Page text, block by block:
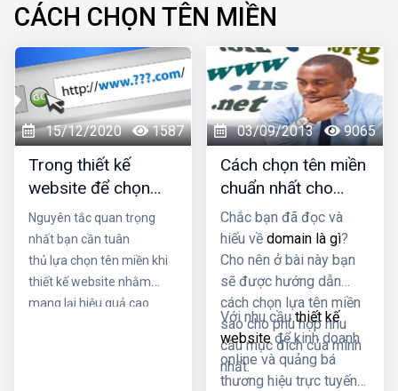
CÁCH CHỌN TÊN MIỀN
15/12/2020 1587
Trong thiết kế
website để chọn
được tên miền tốt
cần áp dụng
nguyên tắc nào
Nguyên tắc quan trọng
nhất bạn cần tuân
thủ lựa chọn tên miền khi
thiết kế website nhằm
mang lại hiệu quả cao
03/09/2013 9065
Cách chọn tên miền
chuẩn nhất cho
doanh nghiệp
Chắc bạn đã đọc và
hiểu về domain là gì?
Cho nên ở bài này bạn
sẽ được hướng dẫn
cách chọn lựa tên miền
sao cho phù hợp nhu
cầu mục đích của mình
nhất.
Với nhu cầuthiết kế
websiteđể kinh doanh
online và quảng bá
thương hiệu trực tuyến